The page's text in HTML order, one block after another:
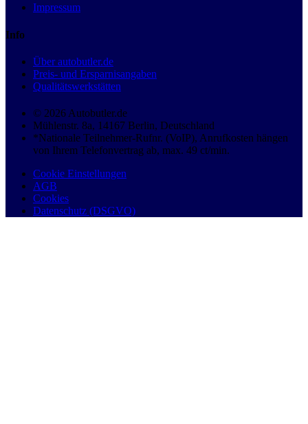
Impressum
Info
Über autobutler.de
Preis- und Ersparnisangaben
Qualitätswerkstätten
© 2026 Autobutler.de
Mühlenstr. 8a, 14167 Berlin, Deutschland
*Nationale Teilnehmer-Rufnr. (VoIP), Anrufkosten hängen
von Ihrem Telefonvertrag ab, max. 49 ct/min.
Cookie Einstellungen
AGB
Cookies
Datenschutz (DSGVO)